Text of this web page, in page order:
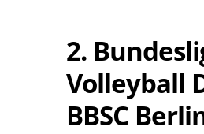
2.
Volleyball
BBSC